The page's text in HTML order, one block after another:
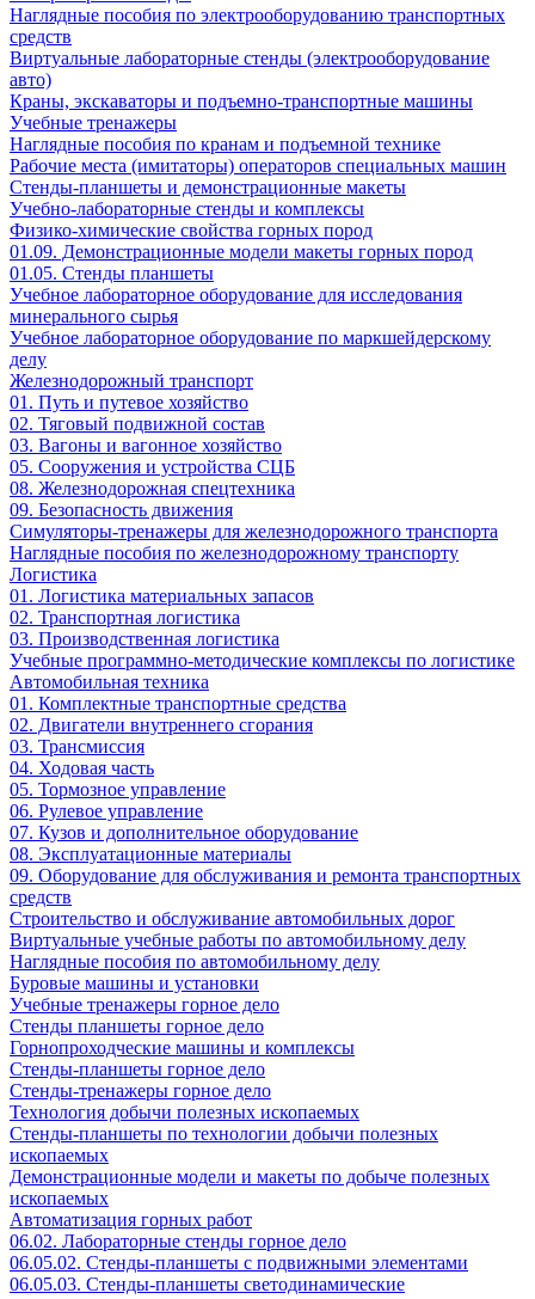
Наглядные пособия по электрооборудованию транспортных
средств
Виртуальные лабораторные стенды (электрооборудование
авто)
Краны, экскаваторы и подъемно-транспортные машины
Учебные тренажеры
Наглядные пособия по кранам и подъемной технике
Рабочие места (имитаторы) операторов специальных машин
Стенды-планшеты и демонстрационные макеты
Учебно-лабораторные стенды и комплексы
Физико-химические свойства горных пород
01.09. Демонстрационные модели макеты горных пород
01.05. Стенды планшеты
Учебное лабораторное оборудование для исследования
минерального сырья
Учебное лабораторное оборудование по маркшейдерскому
делу
Железнодорожный транспорт
01. Путь и путевое хозяйство
02. Тяговый подвижной состав
03. Вагоны и вагонное хозяйство
05. Сооружения и устройства СЦБ
08. Железнодорожная спецтехника
09. Безопасность движения
Симуляторы-тренажеры для железнодорожного транспорта
Наглядные пособия по железнодорожному транспорту
Логистика
01. Логистика материальных запасов
02. Транспортная логистика
03. Производственная логистика
Учебные программно-методические комплексы по логистике
Автомобильная техника
01. Комплектные транспортные средства
02. Двигатели внутреннего сгорания
03. Трансмиссия
04. Ходовая часть
05. Тормозное управление
06. Рулевое управление
07. Кузов и дополнительное оборудование
08. Эксплуатационные материалы
09. Оборудование для обслуживания и ремонта транспортных
средств
Строительство и обслуживание автомобильных дорог
Виртуальные учебные работы по автомобильному делу
Наглядные пособия по автомобильному делу
Буровые машины и установки
Учебные тренажеры горное дело
Стенды планшеты горное дело
Горнопроходческие машины и комплексы
Стенды-планшеты горное дело
Стенды-тренажеры горное дело
Технология добычи полезных ископаемых
Стенды-планшеты по технологии добычи полезных
ископаемых
Демонстрационные модели и макеты по добыче полезных
ископаемых
Автоматизация горных работ
06.02. Лабораторные стенды горное дело
06.05.02. Стенды-планшеты с подвижными элементами
06.05.03. Стенды-планшеты светодинамические